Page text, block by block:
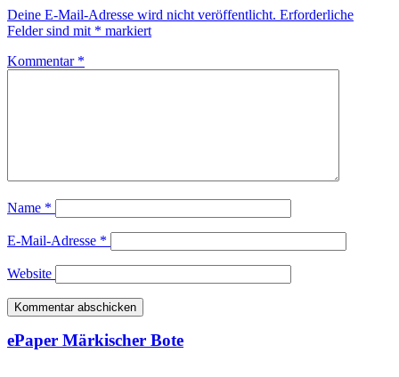
Deine E-Mail-Adresse wird nicht veröffentlicht. Erforderliche
Felder sind mit * markiert
Kommentar *
Name *
E-Mail-Adresse *
Website
ePaper Märkischer Bote